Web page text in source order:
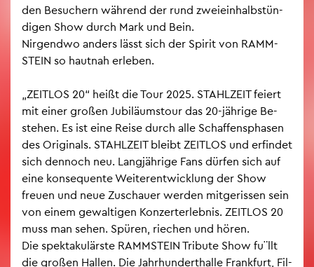
den Be­su­chern wäh­rend der rund zwei­ein­halb­stün­
di­gen Show durch Mark und Bein.
Nir­gend­wo an­ders lässt sich der Spi­rit von RAMM­
STEIN so haut­nah er­le­ben.
„ZEIT­LOS 20“ heißt die Tour 2025. STAHL­ZEIT fei­ert
mit einer gro­ßen Ju­bi­lä­ums­tour das 20-jäh­ri­ge Be­
stehen. Es ist eine Reise durch alle Schaf­fens­pha­sen
des Ori­gi­nals. STAHL­ZEIT bleibt ZEIT­LOS und er­fin­det
sich den­noch neu. Lang­jäh­ri­ge Fans dür­fen sich auf
eine kon­se­quen­te Wei­ter­ent­wick­lung der Show
freu­en und neue Zu­schau­er wer­den mit­ge­ris­sen sein
von einem ge­wal­ti­gen Kon­zert­er­leb­nis. ZEIT­LOS 20
muss man sehen. Spü­ren, rie­chen und hören.
Die spek­ta­ku­lärs­te RAMM­STEIN Tri­bu­te Show fu¨llt
die gro­ßen Hal­len. Die Jahr­hun­dert­hal­le Frank­furt, Fil­